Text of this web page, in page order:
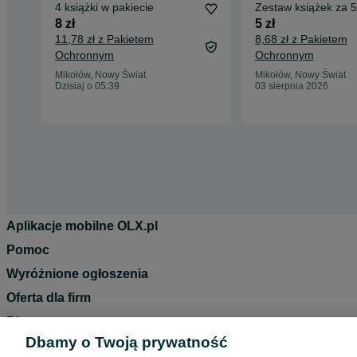
4 książki w pakiecie
8 zł
11,78 zł z Pakietem
Ochronnym
Mikołów, Nowy Świat
Dzisiaj o 05:39
Zestaw książek za 5
5 zł
8,68 zł z Pakietem
Ochronnym
Mikołów, Nowy Świat
03 sierpnia 2026
Aplikacje mobilne OLX.pl
Pomoc
Wyróżnione ogłoszenia
Oferta dla firm
Blog
Regulamin
Dbamy o Twoją prywatność